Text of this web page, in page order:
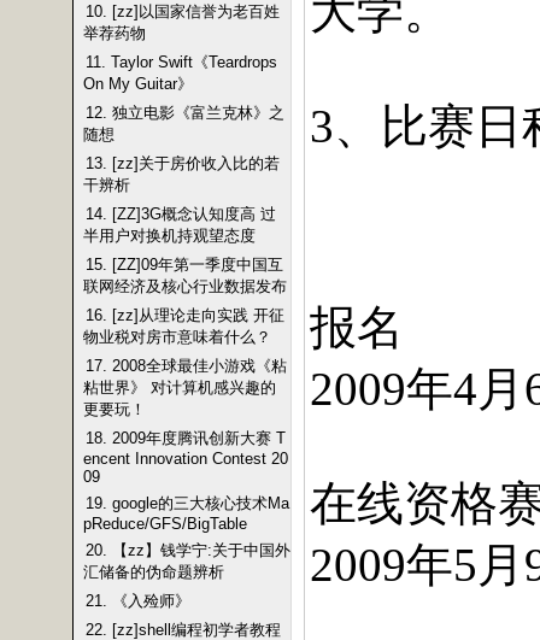
10. [zz]以国家信誉为老百姓
举荐药物
11. Taylor Swift《Teardrops
On My Guitar》
12. 独立电影《富兰克林》之
随想
13. [zz]关于房价收入比的若
干辨析
14. [ZZ]3G概念认知度高 过
半用户对换机持观望态度
15. [ZZ]09年第一季度中国互
联网经济及核心行业数据发布
16. [zz]从理论走向实践 开征
物业税对房市意味着什么？
17. 2008全球最佳小游戏《粘
粘世界》 对计算机感兴趣的
更要玩！
18. 2009年度腾讯创新大赛 T
encent Innovation Contest 20
09
19. google的三大核心技术Ma
pReduce/GFS/BigTable
20. 【zz】钱学宁:关于中国外
汇储备的伪命题辨析
21. 《入殓师》
22. [zz]shell编程初学者教程
大学。
3、比赛日
报名
2009年4月
在线资格
2009年5 月